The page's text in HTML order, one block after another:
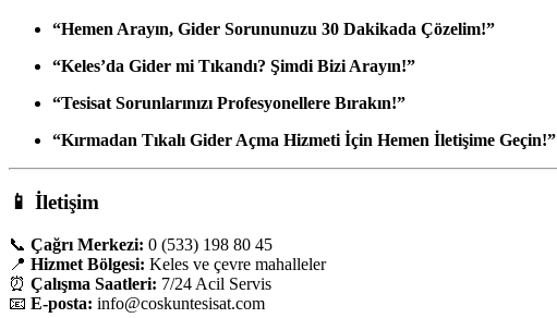
“Hemen Arayın, Gider Sorununuzu 30 Dakikada Çözelim!”
“Keles’da Gider mi Tıkandı? Şimdi Bizi Arayın!”
“Tesisat Sorunlarınızı Profesyonellere Bırakın!”
“Kırmadan Tıkalı Gider Açma Hizmeti İçin Hemen İletişime Geçin!”
📱 İletişim
📞 Çağrı Merkezi: 0 (533) 198 80 45
📍 Hizmet Bölgesi: Keles ve çevre mahalleler
⏰ Çalışma Saatleri: 7/24 Acil Servis
📧 E-posta: info@coskuntesisat.com